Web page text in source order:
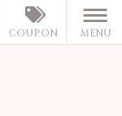
COUPON MENU